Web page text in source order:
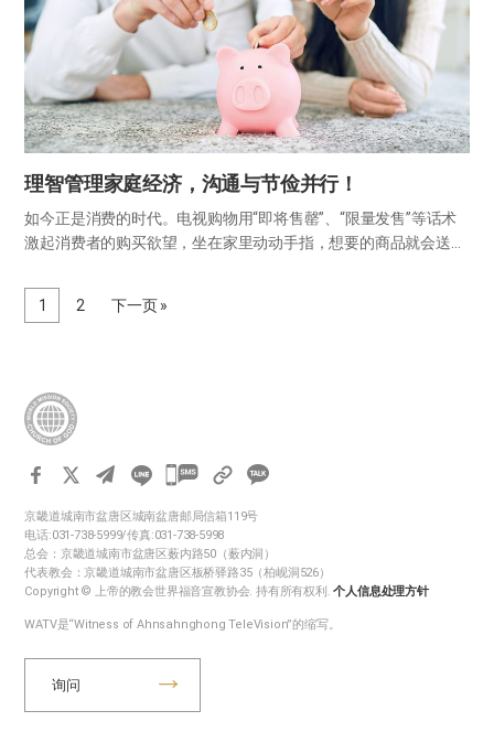
理智管理家庭经济，沟通与节俭并行！
如今正是消费的时代。电视购物用“即将售罄”、“限量发售”等话术
激起消费者的购买欲望，坐在家里动动手指，想要的商品就会送到
各种消费诱惑下，已经很难不花钱了。 不过，也不能肆意地拥有想
要…
1 2 下一页 »
카
오
톡
공
하
京畿道城南市盆唐区城南盆唐邮局信箱119号
电话:031-738-5999/传真:031-738-5998
总会：京畿道城南市盆唐区薮内路50（薮内洞）
代表教会：京畿道城南市盆唐区板桥驿路35（柏岘洞526）
Copyright © 上帝的教会世界福音宣教协会. 持有所有权利.个人信息处理方针
WATV是“Witness of Ahnsahnghong TeleVision”的缩写。
询问